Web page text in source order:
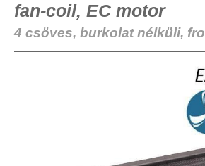
fan-coil, EC motor
4 csöves, burkolat nélküli,